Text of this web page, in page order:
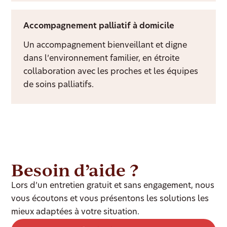
Accompagnement palliatif à domicile
Un accompagnement bienveillant et digne
dans l’environnement familier, en étroite
collaboration avec les proches et les équipes
de soins palliatifs.
Besoin d’aide ?
Lors d’un entretien gratuit et sans engagement, nous
vous écoutons et vous présentons les solutions les
mieux adaptées à votre situation.